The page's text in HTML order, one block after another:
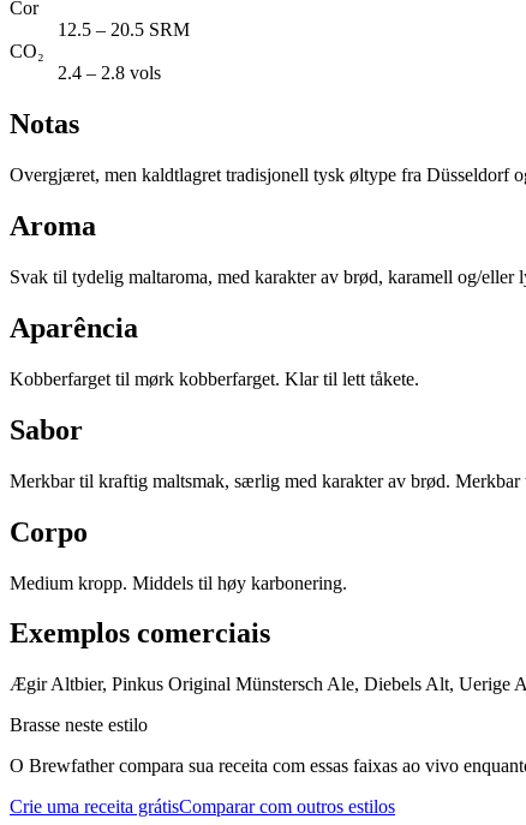
Cor
12.5 – 20.5 SRM
CO₂
2.4 – 2.8 vols
Notas
Overgjæret, men kaldtlagret tradisjonell tysk øltype fra Düsseldorf
Aroma
Svak til tydelig maltaroma, med karakter av brød, karamell og/
Aparência
Kobberfarget til mørk kobberfarget. Klar til lett tåkete.
Sabor
Merkbar til kraftig maltsmak, særlig med karakter av brød.
Corpo
Medium kropp. Middels til høy karbonering.
Exemplos comerciais
Ægir Altbier, Pinkus Original Münstersch Ale, Diebels Alt, Uerige
Brasse neste estilo
O Brewfather compara sua receita com essas faixas ao vivo
Crie uma receita grátisComparar com outros estilos